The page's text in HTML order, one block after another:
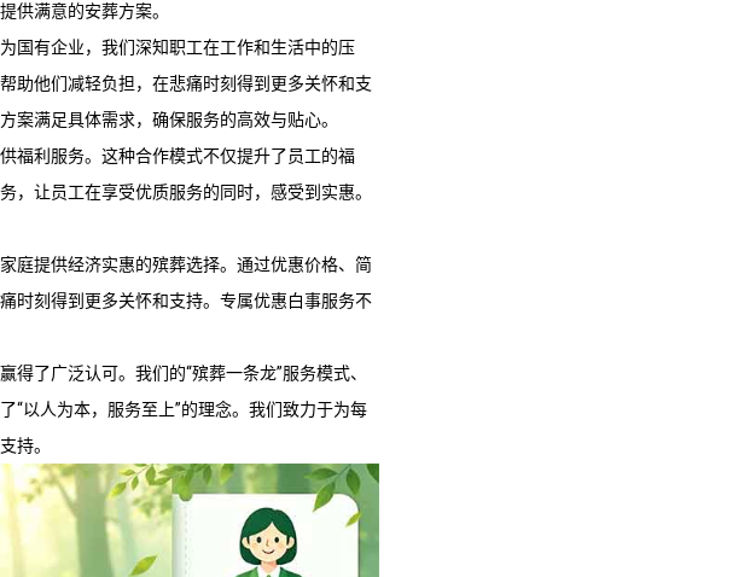
供满意的安葬方案。
国有企业，我们深知职工在工作和生活中的压
助他们减轻负担，在悲痛时刻得到更多关怀和支
案满足具体需求，确保服务的高效与贴心。
福利服务。这种合作模式不仅提升了员工的福
让员工在享受优质服务的同时，感受到实惠。
庭提供经济实惠的殡葬选择。通过优惠价格、简
时刻得到更多关怀和支持。专属优惠白事服务不
得了广泛认可。我们的“殡葬一条龙”服务模式、
“以人为本，服务至上”的理念。我们致力于为每
持。